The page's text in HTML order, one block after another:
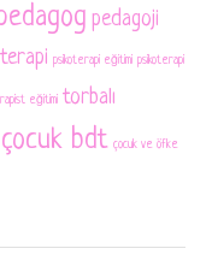
pedagoji
psikoterapi eğitimi psikoterapi
eğitimi torbalı
çocuk bdt çocuk ve öfke